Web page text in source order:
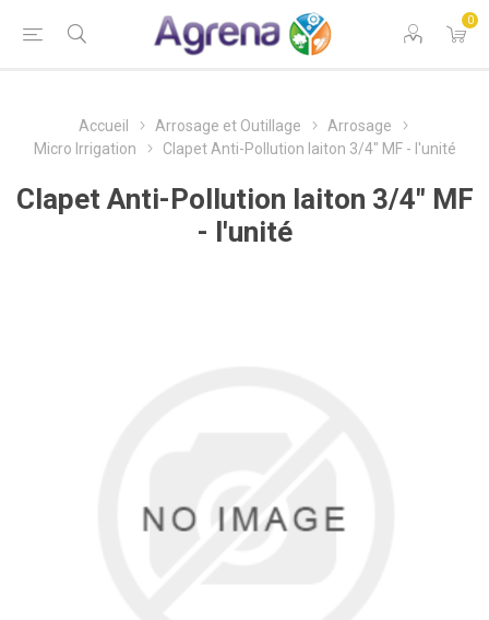
0
Accueil Arrosage et Outillage
Arrosage
Micro Irrigation
Clapet Anti-Pollution laiton 3/4" MF - l'unité
Clapet Anti-Pollution laiton 3/4" MF
- l'unité